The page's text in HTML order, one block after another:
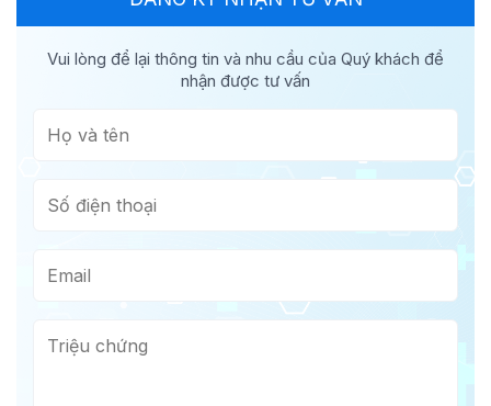
Vui lòng để lại thông tin và nhu cầu của Quý khách để
nhận được tư vấn